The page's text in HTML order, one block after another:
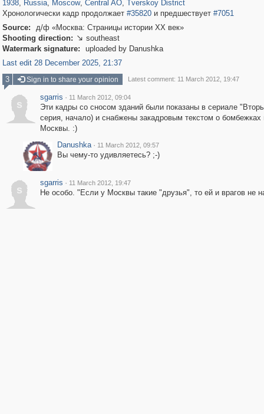
1938, Russia, Moscow, Central AO, Tverskoy District
Хронологически кадр продолжает #35820и предшествует #7051
Source:
д/ф «Москва: Страницы истории ХХ век»
Shooting direction:  southeast
Watermark signature:
uploaded by Danushka
Last edit 28 December 2025, 21:37
3
Sign in to share your opinion Latest comment: 11 March 2012, 19:47
s
sgarris · 11 March 2012, 09:04
Эти кадры со сносом зданий были показаны в сериале
серия, начало) и снабжены закадровым текстом о
Москвы. :)
Danushka · 11 March 2012, 09:57
Вы чему-то удивляетесь? ;-)
s
sgarris · 11 March 2012, 19:47
Не особо. "Если у Москвы такие "друзья", то ей и врагов не